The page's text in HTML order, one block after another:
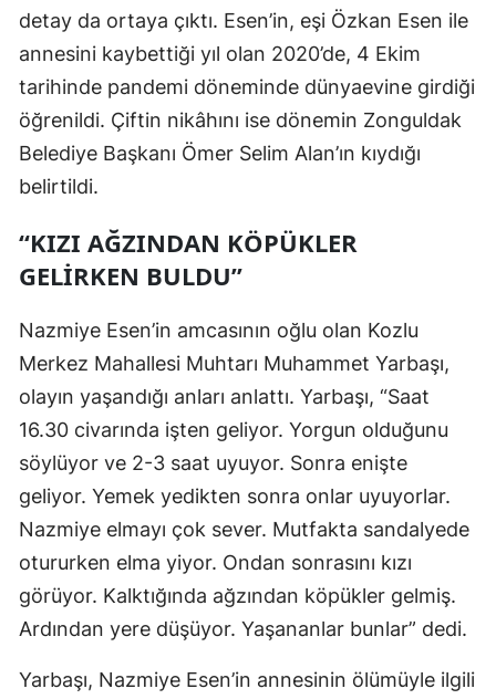
detay da ortaya çıktı. Esen’in, eşi Özkan Esen ile
annesini kaybettiği yıl olan 2020’de, 4 Ekim
tarihinde pandemi döneminde dünyaevine girdiği
öğrenildi. Çiftin nikâhını ise dönemin Zonguldak
Belediye Başkanı Ömer Selim Alan’ın kıydığı
belirtildi.
“KIZI AĞZINDAN KÖPÜKLER
GELİRKEN BULDU”
Nazmiye Esen’in amcasının oğlu olan Kozlu
Merkez Mahallesi Muhtarı Muhammet Yarbaşı,
olayın yaşandığı anları anlattı. Yarbaşı, “Saat
16.30 civarında işten geliyor. Yorgun olduğunu
söylüyor ve 2-3 saat uyuyor. Sonra enişte
geliyor. Yemek yedikten sonra onlar uyuyorlar.
Nazmiye elmayı çok sever. Mutfakta sandalyede
otururken elma yiyor. Ondan sonrasını kızı
görüyor. Kalktığında ağzından köpükler gelmiş.
Ardından yere düşüyor. Yaşananlar bunlar” dedi.
Yarbaşı, Nazmiye Esen’in annesinin ölümüyle ilgili